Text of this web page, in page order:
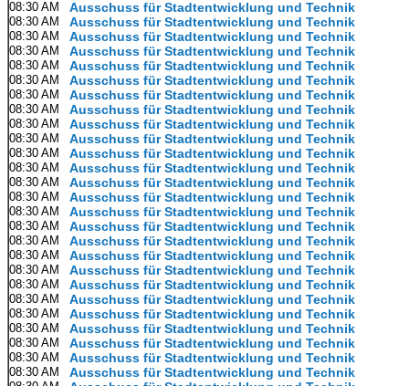
08:30 AM Ausschuss für Stadtentwicklung und Technik
08:30 AM Ausschuss für Stadtentwicklung und Technik
08:30 AM Ausschuss für Stadtentwicklung und Technik
08:30 AM Ausschuss für Stadtentwicklung und Technik
08:30 AM Ausschuss für Stadtentwicklung und Technik
08:30 AM Ausschuss für Stadtentwicklung und Technik
08:30 AM Ausschuss für Stadtentwicklung und Technik
08:30 AM Ausschuss für Stadtentwicklung und Technik
08:30 AM Ausschuss für Stadtentwicklung und Technik
08:30 AM Ausschuss für Stadtentwicklung und Technik
08:30 AM Ausschuss für Stadtentwicklung und Technik
08:30 AM Ausschuss für Stadtentwicklung und Technik
08:30 AM Ausschuss für Stadtentwicklung und Technik
08:30 AM Ausschuss für Stadtentwicklung und Technik
08:30 AM Ausschuss für Stadtentwicklung und Technik
08:30 AM Ausschuss für Stadtentwicklung und Technik
08:30 AM Ausschuss für Stadtentwicklung und Technik
08:30 AM Ausschuss für Stadtentwicklung und Technik
08:30 AM Ausschuss für Stadtentwicklung und Technik
08:30 AM Ausschuss für Stadtentwicklung und Technik
08:30 AM Ausschuss für Stadtentwicklung und Technik
08:30 AM Ausschuss für Stadtentwicklung und Technik
08:30 AM Ausschuss für Stadtentwicklung und Technik
08:30 AM Ausschuss für Stadtentwicklung und Technik
08:30 AM Ausschuss für Stadtentwicklung und Technik
08:30 AM Ausschuss für Stadtentwicklung und Technik